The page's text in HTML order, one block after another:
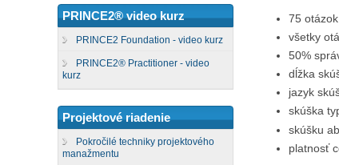
PRINCE2® video kurz
PRINCE2 Foundation - video kurz
PRINCE2® Practitioner - video
kurz
Projektové riadenie
Pokročilé techniky projektového
manažmentu
75 otázok
všetky
50%
dĺžka
jazyk
skúška
skúšku
platnosť